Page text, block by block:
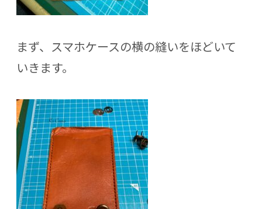
まず、スマホケースの横の縫いをほどいて
いきます。